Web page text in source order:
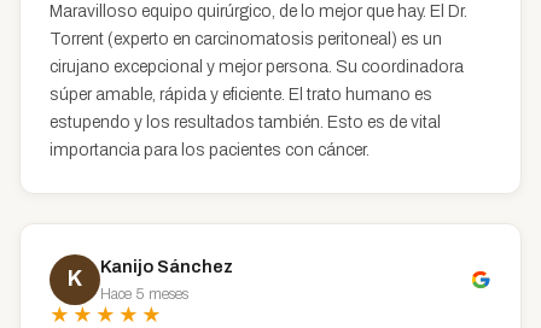
Maravilloso equipo quirúrgico, de lo mejor que hay. El Dr.
Torrent (experto en carcinomatosis peritoneal) es un
cirujano excepcional y mejor persona. Su coordinadora
súper amable, rápida y eficiente. El trato humano es
estupendo y los resultados también. Esto es de vital
importancia para los pacientes con cáncer.
K
Kanijo Sánchez
Hace 5 meses
★★★★★